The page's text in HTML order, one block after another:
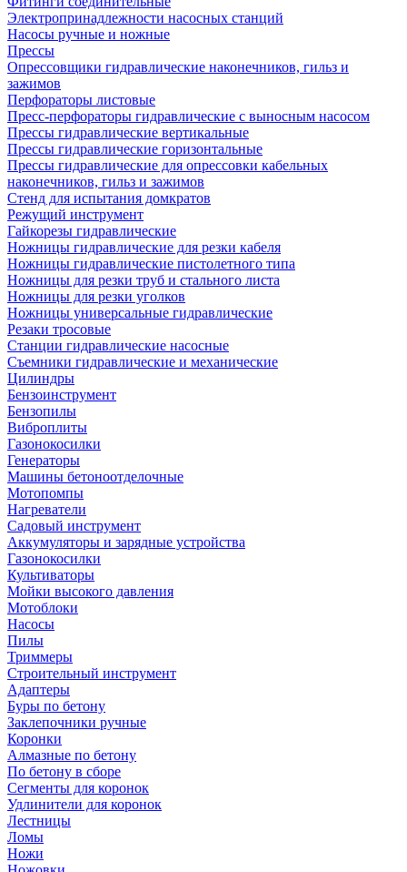
Электропринадлежности насосных станций
Насосы ручные и ножные
Прессы
Опрессовщики гидравлические наконечников, гильз и
зажимов
Перфораторы листовые
Пресс-перфораторы гидравлические с выносным насосом
Прессы гидравлические вертикальные
Прессы гидравлические горизонтальные
Прессы гидравлические для опрессовки кабельных
наконечников, гильз и зажимов
Стенд для испытания домкратов
Режущий инструмент
Гайкорезы гидравлические
Ножницы гидравлические для резки кабеля
Ножницы гидравлические пистолетного типа
Ножницы для резки труб и стального листа
Ножницы для резки уголков
Ножницы универсальные гидравлические
Резаки тросовые
Станции гидравлические насосные
Съемники гидравлические и механические
Цилиндры
Бензоинструмент
Бензопилы
Виброплиты
Газонокосилки
Генераторы
Машины бетоноотделочные
Мотопомпы
Нагреватели
Садовый инструмент
Аккумуляторы и зарядные устройства
Газонокосилки
Культиваторы
Мойки высокого давления
Мотоблоки
Насосы
Пилы
Триммеры
Строительный инструмент
Адаптеры
Буры по бетону
Заклепочники ручные
Коронки
Алмазные по бетону
По бетону в сборе
Сегменты для коронок
Удлинители для коронок
Лестницы
Ломы
Ножи